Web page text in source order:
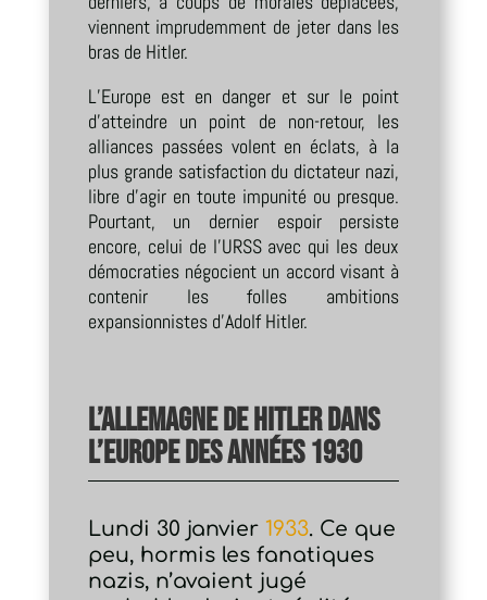
viennent imprudemment de jeter dans les
bras de Hitler.
L’Europe est en danger et sur le point
d’atteindre un point de non-retour, les
alliances passées volent en éclats, à la
plus grande satisfaction du dictateur nazi,
libre d’agir en toute impunité ou presque.
Pourtant, un dernier espoir persiste
encore, celui de l’URSS avec qui les deux
démocraties négocient un accord visant à
contenir les folles ambitions
expansionnistes d’Adolf Hitler.
L’Allemagne de Hitler dans
l’Europe des années 1930
Lundi 30 janvier 1933. Ce que
peu, hormis les fanatiques
nazis, n’avaient jugé